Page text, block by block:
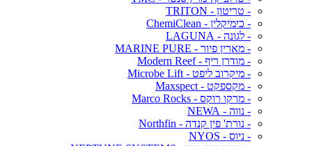
- טריטון - TRITON
- כימיקלין - ChemiClean
- לגונה - LAGUNA
- מארין פיור - MARINE PURE
- מודרן ריף - Modern Reef
- מיקרוב ליפט - Microbe Lift
- מקספקט - Maxspect
- מרקו רוקס - Marco Rocks
- נווה - NEWA
- נורת' פין קנדה - Northfin
- ניוס - NYOS